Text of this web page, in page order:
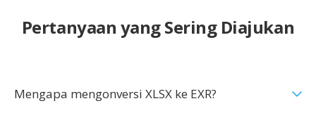
Pertanyaan yang Sering Diajukan
Mengapa mengonversi XLSX ke EXR?